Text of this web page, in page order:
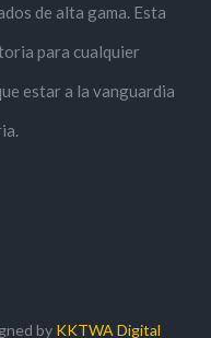
de alta gama. Esta
para cualquier
estar a la vanguardia
by KKTWA Digital